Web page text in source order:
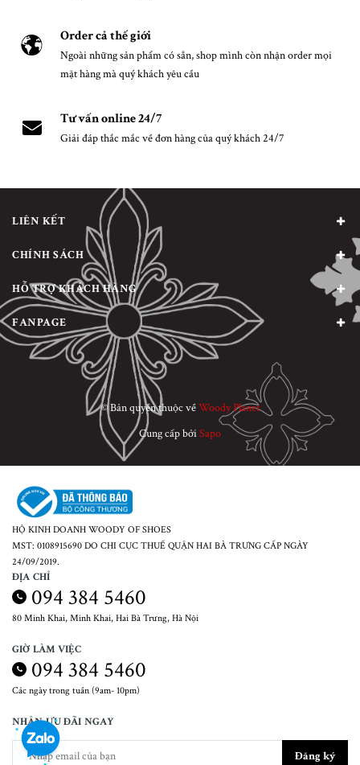
Order cả thế giới
Ngoài những sản phẩm có sẵn, shop mình còn nhận order mọi
mặt hàng mà quý khách yêu cầu
Tư vấn online 24/7
Giải đáp thắc mắc về đơn hàng của quý khách 24/7
LIÊN KẾT
CHÍNH SÁCH
HỖ TRỢ KHÁCH HÀNG
FANPAGE
© Bản quyền thuộc vềWoody Planet
Cung cấp bởiSapo
HỘ KINH DOANH WOODY OF SHOES
MST: 0108915690 DO CHI CỤC THUẾ QUẬN HAI BÀ TRƯNG CẤP NGÀY
24/09/2019.
ĐỊA CHỈ
094 384 5460
80 Minh Khai, Minh Khai, Hai Bà Trưng, Hà Nội
GIỜ LÀM VIỆC
094 384 5460
Các ngày trong tuần (9am- 10pm)
NHẬN ƯU ĐÃI NGAY
Đăng ký